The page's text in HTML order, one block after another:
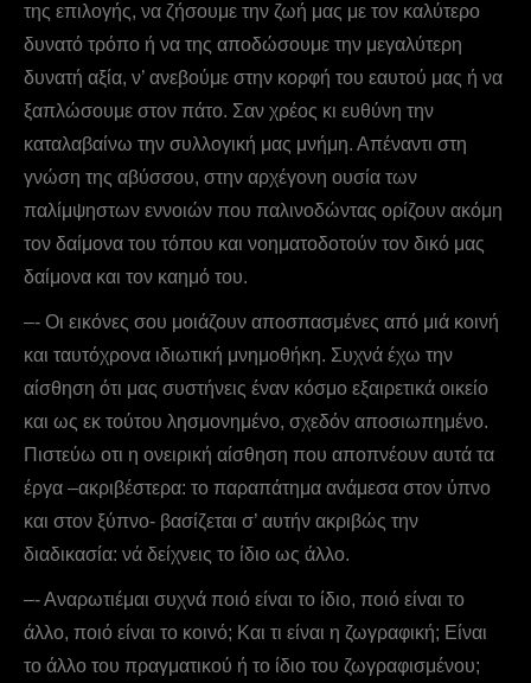
της επιλογής, να ζήσουμε την ζωή μας με τον καλύτερο
δυνατό τρόπο ή να της αποδώσουμε την μεγαλύτερη
δυνατή αξία, ν’ ανεβούμε στην κορφή του εαυτού μας ή να
ξαπλώσουμε στον πάτο. Σαν χρέος κι ευθύνη την
καταλαβαίνω την συλλογική μας μνήμη. Απέναντι στη
γνώση της αβύσσου, στην αρχέγονη ουσία των
παλίμψηστων εννοιών που παλινοδώντας ορίζουν ακόμη
τον δαίμονα του τόπου και νοηματοδοτούν τον δικό μας
δαίμονα και τον καημό του.
–- Οι εικόνες σου μοιάζουν αποσπασμένες από μιά κοινή
και ταυτόχρονα ιδιωτική μνημοθήκη. Συχνά έχω την
αίσθηση ότι μας συστήνεις έναν κόσμο εξαιρετικά οικείο
και ως εκ τούτου λησμονημένο, σχεδόν αποσιωπημένο.
Πιστεύω οτι η ονειρική αίσθηση που αποπνέουν αυτά τα
έργα –ακριβέστερα: το παραπάτημα ανάμεσα στον ύπνο
και στον ξύπνο- βασίζεται σ’ αυτήν ακριβώς την
διαδικασία: νά δείχνεις το ίδιο ως άλλο.
–- Aναρωτιέμαι συχνά ποιό είναι το ίδιο, ποιό είναι το
άλλο, ποιό είναι το κοινό; Kαι τι είναι η ζωγραφική; Είναι
το άλλο του πραγματικού ή το ίδιο του ζωγραφισμένου;